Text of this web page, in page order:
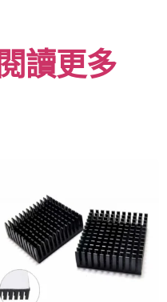
閱讀更多